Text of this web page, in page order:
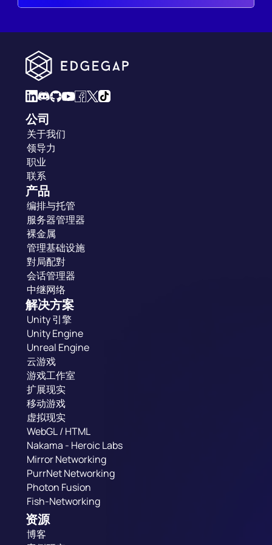
公司
关于我们
领导力
职业
联系
产品
编排与托管
服务器管理器
裸金属
管理基础设施
對局配對
会话管理器
中继网络
解决方案
Unity 引擎
Unity Engine
Unreal Engine
云游戏
游戏工作室
扩展现实
移动游戏
虚拟现实
WebGL / HTML
Nakama - Heroic Labs
Mirror Networking
PurrNet Networking
Photon Fusion
Fish-Networking
资源
博客